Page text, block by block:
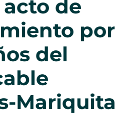
de
por
del
Mariquita